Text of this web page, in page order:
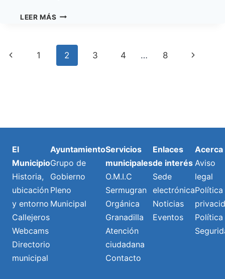
LEER MÁS GRANADILLA
SOLICITA
AL
ESTADO
DE
Navegación
Previous
1 2 3 4 … 8
Next
El
Municipio
Historia,
ubicación
y entorno
Callejeros
Webcams
Directorio
municipal
Ayuntamiento
Grupo de
Gobierno
Pleno
Municipal
Servicios
municipales
O.M.I.C
Sermugran
Orgánica
Granadilla
Atención
ciudadana
Contacto
Enlaces
de interés
Sede
electrónica
Noticias
Eventos
Acerca
Aviso
legal
Política
Política